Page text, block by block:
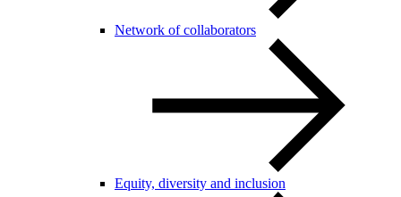
Network of collaborators
Equity, diversity and inclusion